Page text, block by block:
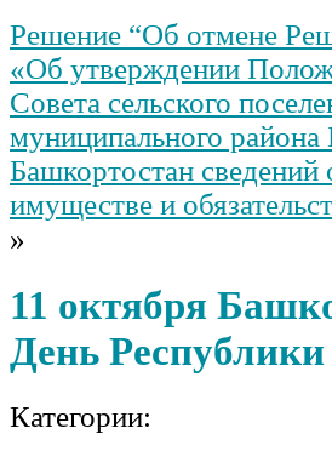
Решение “Об отмене
«Об утверждении
Совета сельского
муниципального района
Башкортостан сведений
имуществе и
»
11 октября
День Республики
Категории: